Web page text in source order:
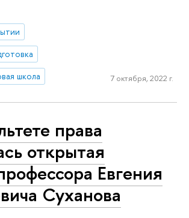
школа
7 октября, 2022 г.
права
открытая
Евгения
Суханова